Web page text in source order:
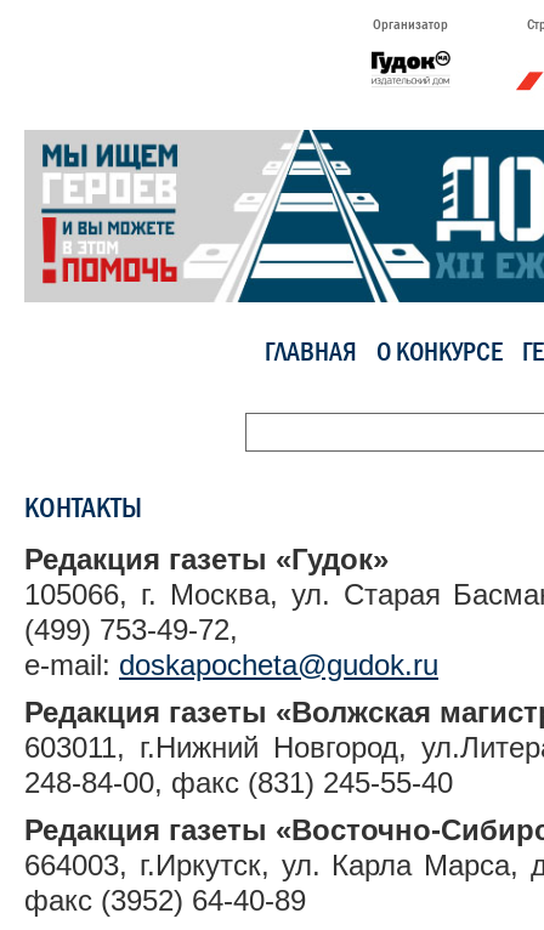
Организатор
ГЛАВНАЯ О КОНКУРСЕ
КОНТАКТЫ
Редакция газеты «Гудок»
105066, г. Москва, ул. Старая
(499) 753-49-72,
e-mail: doskapocheta@gudok.ru
Редакция газеты «Волжская
603011, г.Нижний Новгород,
248-84-00, факс (831) 245-55-40
Редакция газеты «Восточно-
664003, г.Иркутск, ул. Карла Марса,
факс (3952) 64-40-89